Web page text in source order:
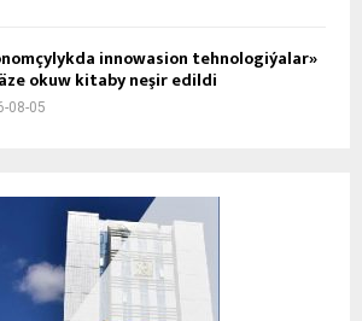
innowasion tehnologiýalar»
okuw kitaby neşir edildi
08-05